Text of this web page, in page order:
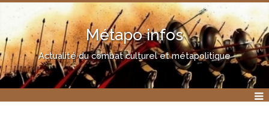
Métapo infos
Actualité du combat culturel et métapolitique